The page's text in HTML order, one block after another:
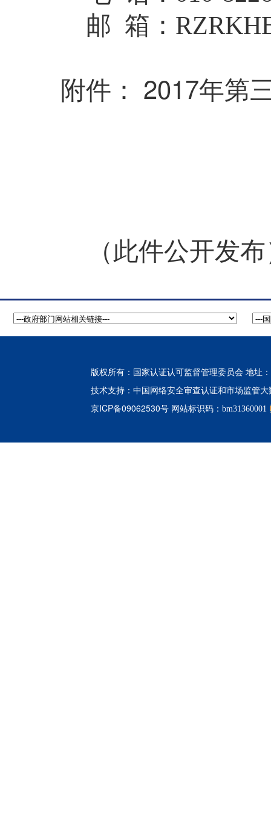
邮 箱：
附件： 2017年第
（此件公开发
版权所有：国家认证认可监督管理委员会 地址
技术支持： 中国网络安全审查认证和市场监管
京ICP备09062530号 网站标识码：bm31360001